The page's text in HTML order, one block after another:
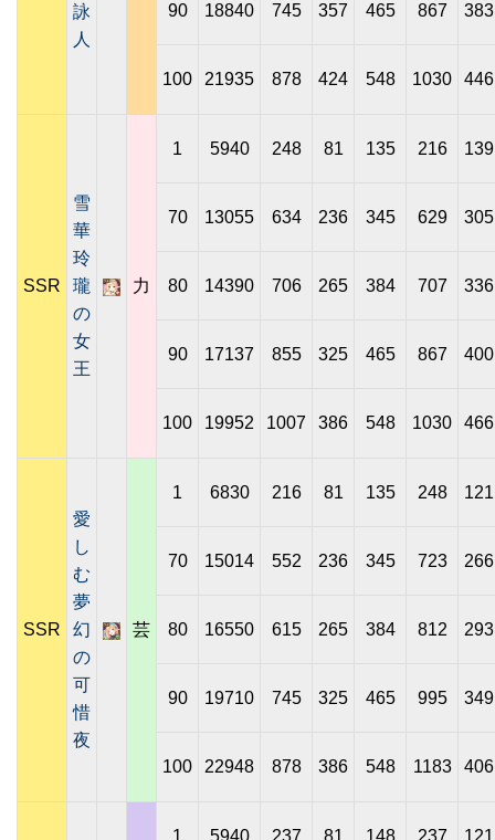
詠
人
90 18840 745 357 465 867 383
100 21935 878 424 548 1030 446
SSR
雪
華
玲
瓏
の
女
王
力
1 5940 248 81 135 216 139
70 13055 634 236 345 629 305
80 14390 706 265 384 707 336
90 17137 855 325 465 867 400
100 19952 1007 386 548 1030 466
SSR
愛
し
む
夢
幻
の
可
惜
夜
芸
1 6830 216 81 135 248 121
70 15014 552 236 345 723 266
80 16550 615 265 384 812 293
90 19710 745 325 465 995 349
100 22948 878 386 548 1183 406
1 5940 237 81 148 237 121